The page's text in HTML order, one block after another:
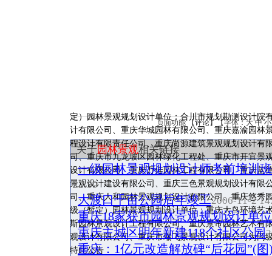
定）园林景观规划设计单位；合川市规划勘测设计院
计有限公司、重庆华城园林有限公司、重庆嘉渝园林
程设计有限责任公司、重庆尚源建筑景观规划设计有
司、重庆市九龙坡区园林绿化工程处、重庆市开宜景
设计有限公司、重庆万佳园林工程有限公司、重庆蓝
景观设计建设有限公司、重庆三色景观规划设计有限
司、重庆人和园林景观规划设计有限公司、重庆悠秀
级（暂定）园林景观规划设计单位；重庆大鸟环境艺
斯园林景观设计工程有限公司、重庆景帝园林艺术有
观设计有限公司、重庆市瑞飞景观设计有限公司为丙
特此公告
页面功能 【评论】【字体：大 中 小
关于园林景观相关链接
一级园林景观规划设计师考前培训
22:59
大渡口千亩公园后年竣工2006-11-2
重庆18家获市园林景观规划设计单
重庆主城区明年新建118个社区公园
重庆：1亿元改造解放碑“后花园”(